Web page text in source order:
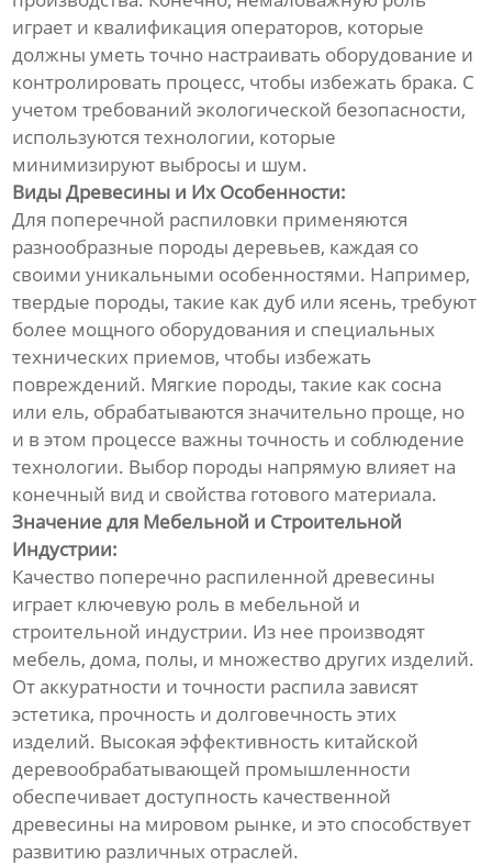
играет и квалификация операторов, которые
должны уметь точно настраивать оборудование и
контролировать процесс, чтобы избежать брака. С
учетом требований экологической безопасности,
используются технологии, которые
минимизируют выбросы и шум.
Виды Древесины и Их Особенности:
Для поперечной распиловки применяются
разнообразные породы деревьев, каждая со
своими уникальными особенностями. Например,
твердые породы, такие как дуб или ясень, требуют
более мощного оборудования и специальных
технических приемов, чтобы избежать
повреждений. Мягкие породы, такие как сосна
или ель, обрабатываются значительно проще, но
и в этом процессе важны точность и соблюдение
технологии. Выбор породы напрямую влияет на
конечный вид и свойства готового материала.
Значение для Мебельной и Строительной
Индустрии:
Качество поперечно распиленной древесины
играет ключевую роль в мебельной и
строительной индустрии. Из нее производят
мебель, дома, полы, и множество других изделий.
От аккуратности и точности распила зависят
эстетика, прочность и долговечность этих
изделий. Высокая эффективность китайской
деревообрабатывающей промышленности
обеспечивает доступность качественной
древесины на мировом рынке, и это способствует
развитию различных отраслей.